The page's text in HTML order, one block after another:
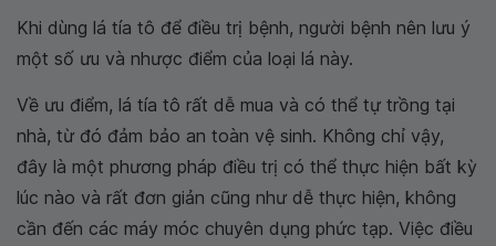
Khi dùng lá tía tô để điều trị bệnh, người bệnh nên lưu ý
một số ưu và nhược điểm của loại lá này.
Về ưu điểm, lá tía tô rất dễ mua và có thể tự trồng tại
nhà, từ đó đảm bảo an toàn vệ sinh. Không chỉ vậy,
đây là một phương pháp điều trị có thể thực hiện bất kỳ
lúc nào và rất đơn giản cũng như dễ thực hiện, không
cần đến các máy móc chuyên dụng phức tạp. Việc điều